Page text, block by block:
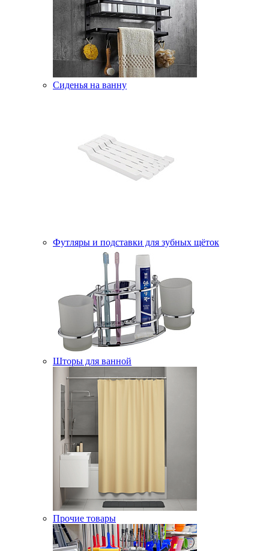
Сиденья на ванну
Футляры и подставки для зубных щёток
Шторы для ванной
Прочие товары